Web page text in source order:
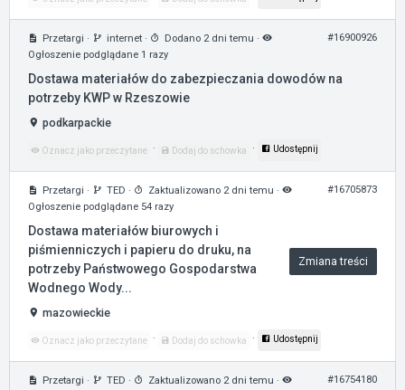
Przetargi · internet · Dodano 2 dni temu ·
Ogłoszenie podglądane 1 razy
#16900926
Dostawa materiałów do zabezpieczania dowodów na
potrzeby KWP w Rzeszowie
podkarpackie
Oznacz jako przeczytane · Dodaj do schowka · Udostępnij
Przetargi · TED · Zaktualizowano 2 dni temu ·
Ogłoszenie podglądane 54 razy
#16705873
Dostawa materiałów biurowych i
piśmienniczych i papieru do druku, na
potrzeby Państwowego Gospodarstwa
Wodnego Wody...
Zmiana treści
mazowieckie
Oznacz jako przeczytane · Dodaj do schowka · Udostępnij
Przetargi · TED · Zaktualizowano 2 dni temu ·
#16754180